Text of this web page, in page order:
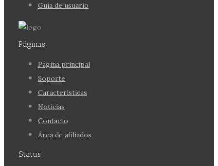
Guía de usuario
Páginas
Página principal
Soporte
Características
Noticias
Contacto
Área de afiliados
Status